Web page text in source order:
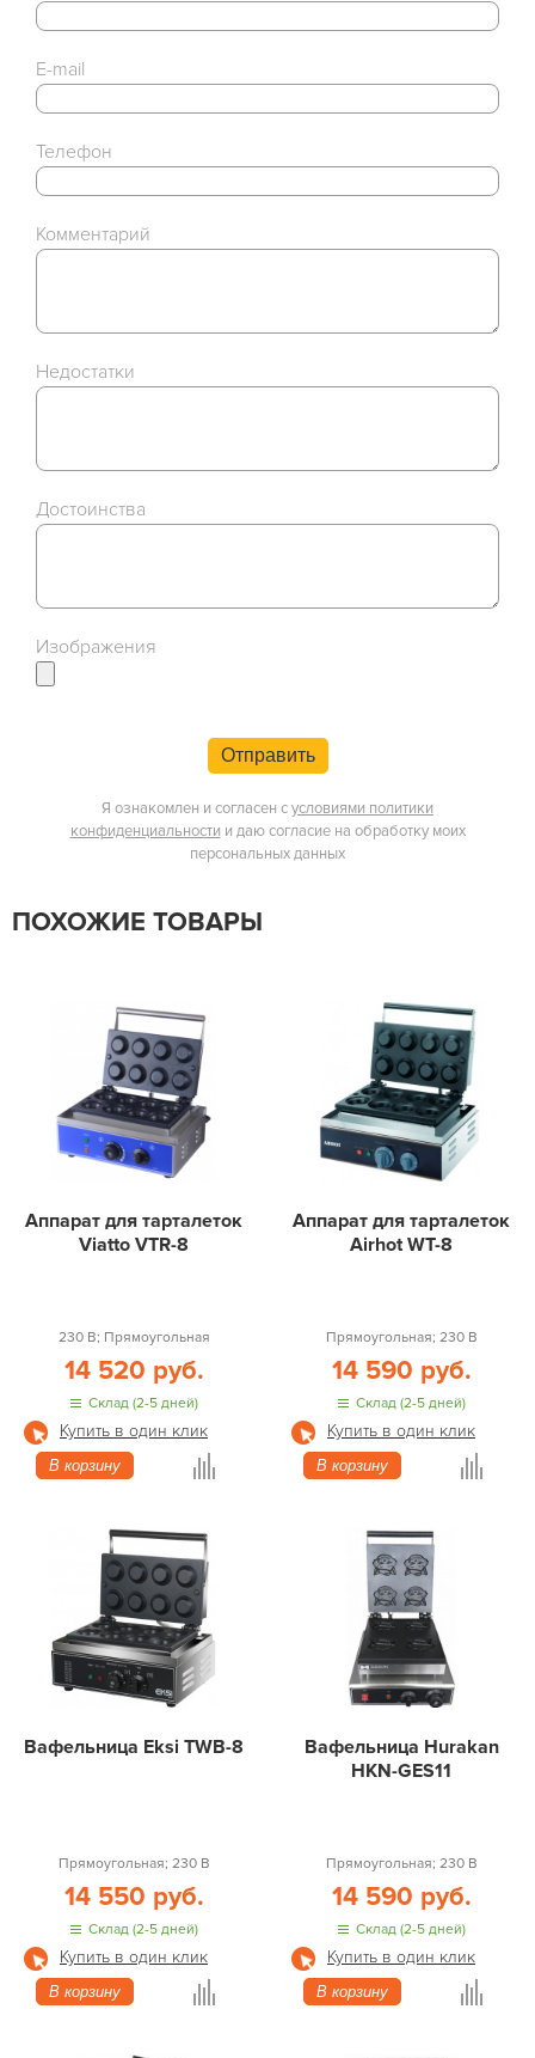
E-mail
Телефон
Комментарий
Недостатки
Достоинства
Изображения
Отправить
Я ознакомлен и согласен сусловиями политики
конфиденциальности и даю согласие на обработку моих
персональных данных
ПОХОЖИЕ ТОВАРЫ
Аппарат для тарталеток
Viatto VTR-8
230 В; Прямоугольная
14 520 руб.
Склад (2-5 дней)
Купить в один клик
В корзину
Аппарат для тарталеток
Airhot WT-8
Прямоугольная; 230 В
14 590 руб.
Склад (2-5 дней)
Купить в один клик
В корзину
Вафельница Eksi TWB-8
Прямоугольная; 230 В
14 550 руб.
Склад (2-5 дней)
Купить в один клик
В корзину
Вафельница Hurakan
HKN-GES11
Прямоугольная; 230 В
14 590 руб.
Склад (2-5 дней)
Купить в один клик
В корзину